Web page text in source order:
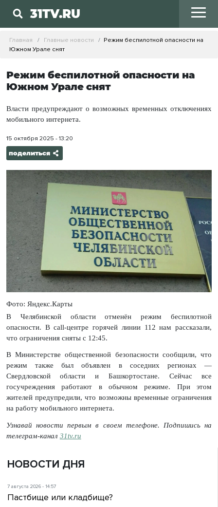
31TV.RU
Главная Главные новости
Режим беспилотной опасности на
Южном Урале снят
Режим беспилотной опасности на
Южном Урале снят
Власти предупреждают о возможных временных отключениях
мобильного интернета.
15 октября 2025 - 13:20
поделиться
Фото: Яндекс.Карты
В Челябинской области отменён режим беспилотной
опасности. В call-центре горячей линии 112 нам рассказали,
что ограничения сняты с 12:45.
В Министерстве общественной безопасности сообщили, что
режим также был объявлен в соседних регионах —
Свердловской области и Башкортостане. Сейчас все
госучреждения работают в обычном режиме. При этом
жителей предупредили, что возможны временные ограничения
на работу мобильного интернета.
Узнавай новости первым в своем телефоне. Подпишись на
телеграм-канал 31tv.ru
НОВОСТИ ДНЯ
7 августа 2026 - 14:57
Пастбище или кладбище?